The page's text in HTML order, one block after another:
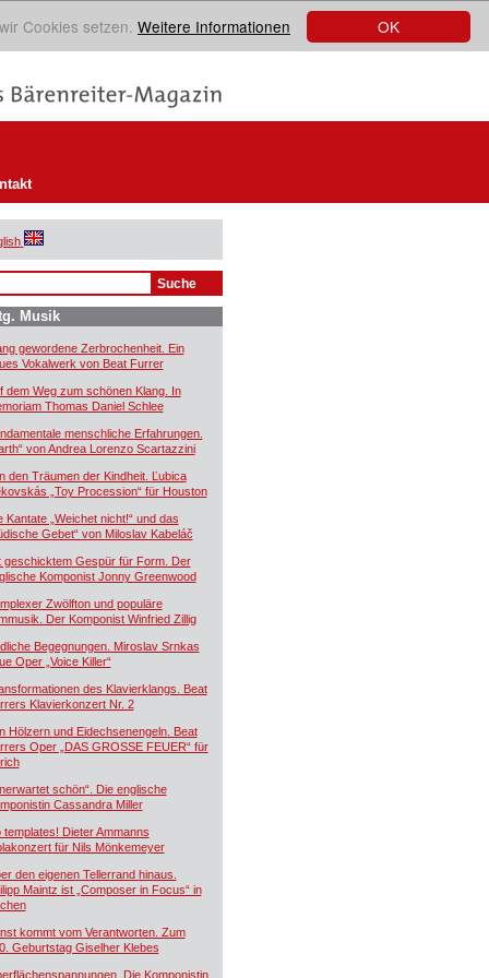
OK
Cookies setzen. Weitere Informationen
Musik
gewordene Zerbrochenheit. Ein
Vokalwerk von Beat Furrer
dem Weg zum schönen Klang. In
Thomas Daniel Schlee
menschliche Erfahrungen.
von Andrea Lorenzo Scartazzini
den Träumen der Kindheit. Ľubica
„Toy Procession“ für Houston
Kantate „Weichet nicht!“ und das
Gebet“ von Miloslav Kabeláč
geschicktem Gespür für Form. Der
Komponist Jonny Greenwood
Zwölfton und populäre
Der Komponist Winfried Zillig
Begegnungen. Miroslav Srnkas
Oper „Voice Killer“
des Klavierklangs. Beat
Klavierkonzert Nr. 2
Hölzern und Eidechsenengeln. Beat
Oper „DAS GROSSE FEUER“ für
schön“. Die englische
Cassandra Miller
templates! Dieter Ammanns
für Nils Mönkemeyer
den eigenen Tellerrand hinaus.
Maintz ist „Composer in Focus“ in
kommt vom Verantworten. Zum
Geburtstag Giselher Klebes
Die Komponistin